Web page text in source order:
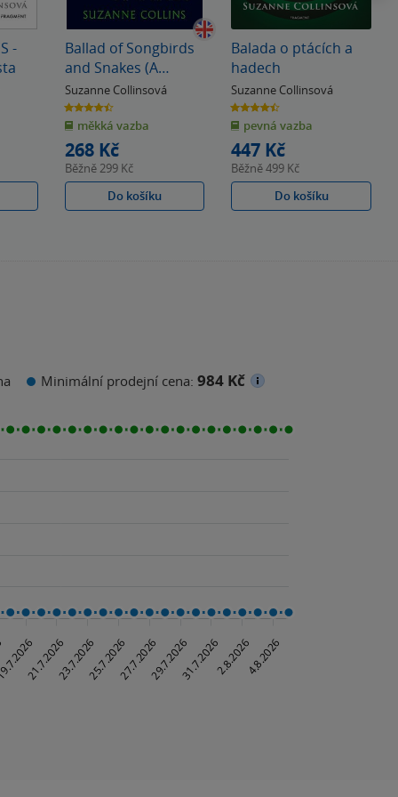
-
Ballad of Songbirds
and Snakes (A
Hunger Games
Novel)
Suzanne Collinsová
4.5
z
5
hvězdiček
měkká vazba
268 Kč
Běžně299 Kč
Do košíku
Balada o ptácích a
hadech
Suzanne Collinsová
4.5
z
5
hvězdiček
pevná vazba
447 Kč
Běžně499 Kč
Do košíku
Minimální prodejní cena: 984 Kč